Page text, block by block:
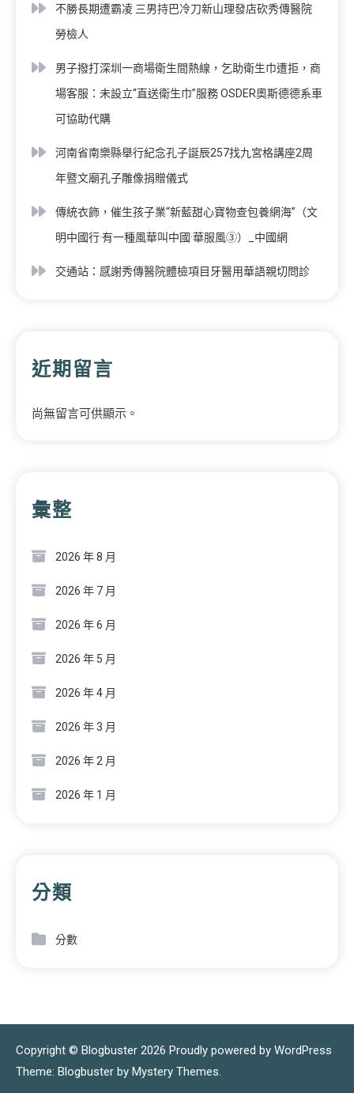
不勝長期遭霸凌 三男持巴冷刀新山理發店砍秀傳醫院
勞檢人
男子撥打深圳一商場衛生間熱線，乞助衛生巾遭拒，商
場客服：未設立“直送衛生巾”服務 OSDER奧斯德德系車
可協助代購
河南省南樂縣舉行紀念孔子誕辰257找九宮格講座2周
年暨文廟孔子雕像捐贈儀式
傳統衣飾，催生孩子業“新藍甜心寶物查包養網海”（文
明中國行·有一種風華叫中國·華服風③）_中國網
交通站：感謝秀傳醫院體檢項目牙醫用華語親切問診
近期留言
尚無留言可供顯示。
彙整
2026 年 8 月
2026 年 7 月
2026 年 6 月
2026 年 5 月
2026 年 4 月
2026 年 3 月
2026 年 2 月
2026 年 1 月
分類
分數
Copyright © Blogbuster 2026 Proudly powered by WordPress
Theme: Blogbuster by Mystery Themes